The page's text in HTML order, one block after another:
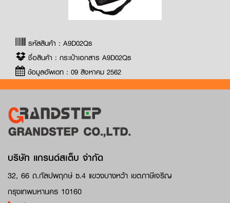
รหัสสินค้า : A9D02Qธ
ชื่อสินค้า : กระเป๋าเอกสาร A9D02Qธ
ข้อมูลอัพเดท : 09 สิงหาคม 2562
บริษัท แกรนด์สเต็บ จำกัด
32, 66 ถ.กัลปพฤกษ์ ซ.4 แขวงบางหว้า เขตภาษีเจริญ
กรุงเทพมหานคร 10160